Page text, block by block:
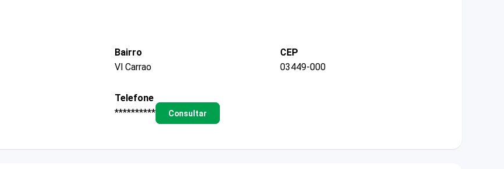
Bairro
Vl Carrao
CEP
03449-000
Telefone
**********
Consultar